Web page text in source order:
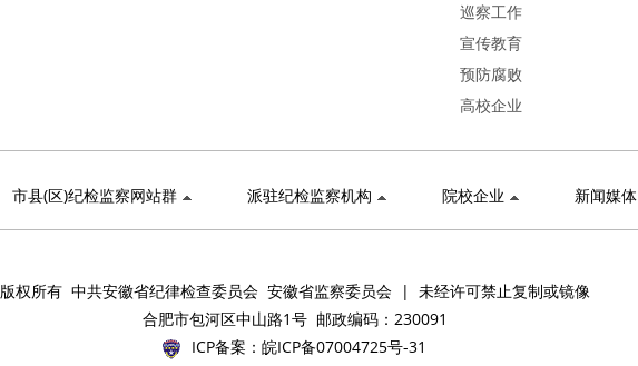
巡察工作
宣传教育
预防腐败
高校企业
市县(区)纪检监察网站群 派驻纪检监察机构 院校企业 新闻媒体
版权所有 中共安徽省纪律检查委员会 安徽省监察委员会 | 未经许可禁止复制或镜像
合肥市包河区中山路1号 邮政编码：230091
ICP备案： 皖ICP备07004725号-31